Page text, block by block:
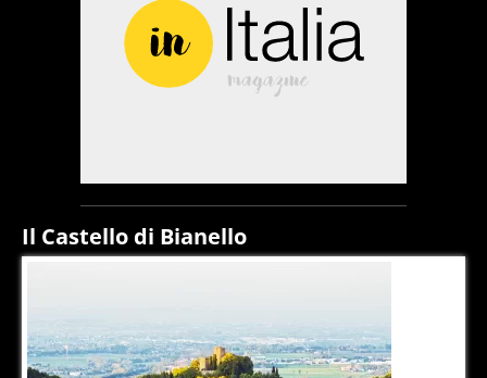
Il Castello di Bianello